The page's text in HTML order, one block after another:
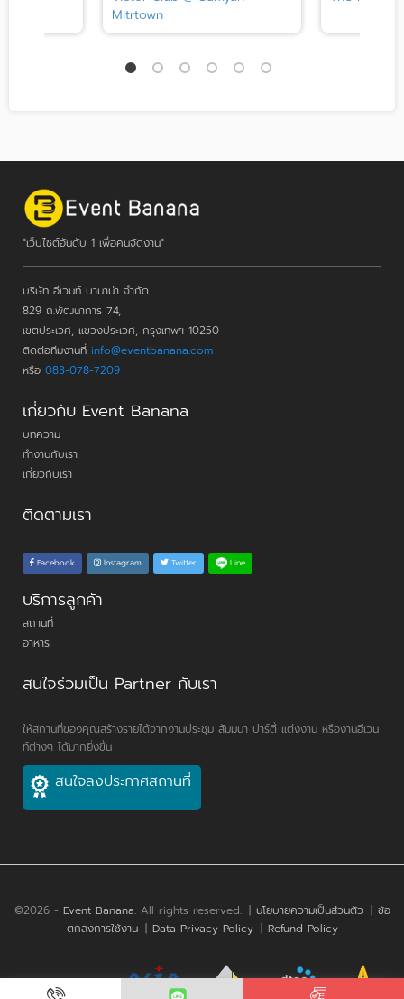
Mitrtown
"เว็บไซต์อันดับ 1 เพื่อคนจัดงาน"
บริษัท อีเวนท์ บานาน่า จำกัด
829 ถ.พัฒนาการ 74,
เขตประเวศ, แขวงประเวศ, กรุงเทพฯ 10250
ติดต่อทีมงานที่ info@eventbanana.com
หรือ 083-078-7209
เกี่ยวกับ Event Banana
บทความ
ทำงานกับเรา
เกี่ยวกับเรา
ติดตามเรา
Facebook Instagram Twitter Line
บริการลูกค้า
สถานที่
อาหาร
สนใจร่วมเป็น Partner กับเรา
ให้สถานที่ของคุณสร้างรายได้จากงานประชุม สัมมนา ปาร์ตี้ แต่งงาน หรืองานอีเวน
ท์ต่างๆ ได้มากยิ่งขึ้น
สนใจลงประกาศสถานที่
©2026 - Event Banana. All rights reserved. | นโยบายความเป็นส่วนตัว | ข้อ
ตกลงการใช้งาน | Data Privacy Policy | Refund Policy